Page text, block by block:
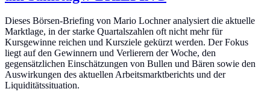
Dieses Börsen-Briefing von Mario Lochner analysiert die aktuelle
Marktlage, in der starke Quartalszahlen oft nicht mehr für
Kursgewinne reichen und Kursziele gekürzt werden. Der Fokus
liegt auf den Gewinnern und Verlierern der Woche, den
gegensätzlichen Einschätzungen von Bullen und Bären sowie den
Auswirkungen des aktuellen Arbeitsmarktberichts und der
Liquiditätssituation.